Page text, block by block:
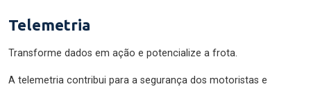
Telemetria
Transforme dados em ação e potencialize a frota.
A telemetria contribui para a segurança dos motoristas e